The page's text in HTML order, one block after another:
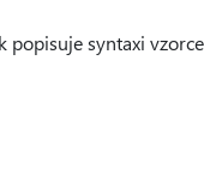
popisuje syntaxi